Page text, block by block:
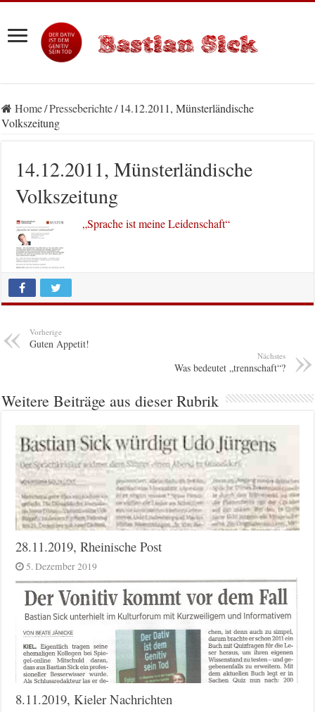
Home/Presseberichte/ 14.12.2011, Münsterländische
Volkszeitung
14.12.2011, Münsterländische
Volkszeitung
„Sprache ist meine Leidenschaft“
Vorherige
Guten Appetit!
Nächstes
Was bedeutet „trennschaft“?
Weitere Beiträge aus dieser Rubrik
28.11.2019, Rheinische Post
5. Dezember 2019
8.11.2019, Kieler Nachrichten